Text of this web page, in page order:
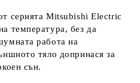
серията Mitsubishi Electric
температура, без да
работа на
тяло допринася за
сън.